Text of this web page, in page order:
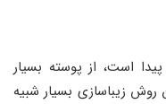
است، از پوسته بسیار
زیباسازی بسیار شبیه